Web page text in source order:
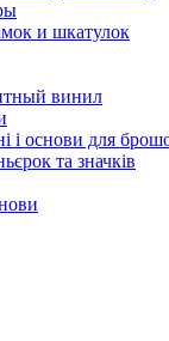
и шкатулок
винил
і основи для
та значків